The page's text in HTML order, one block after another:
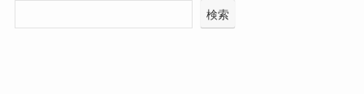
検索